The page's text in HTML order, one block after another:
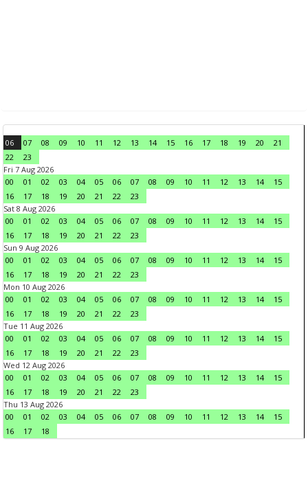
06 07 08 09 10 11 12 13 14 15 16 17 18 19 20
21
22
23
Fri 7 Aug 2026
00
01 02 03 04 05 06 07 08 09 10 11 12 13 14
15
16
17 18 19 20 21 22
23
Sat 8 Aug 2026
00
01 02 03 04 05 06 07 08 09 10 11 12 13 14
15
16
17 18 19 20 21 22
23
Sun 9 Aug 2026
00
01 02 03 04 05 06 07 08 09 10 11 12 13 14
15
16
17 18 19 20 21 22
23
Mon 10 Aug 2026
00
01 02 03 04 05 06 07 08 09 10 11 12 13 14
15
16
17 18 19 20 21 22
23
Tue 11 Aug 2026
00
01 02 03 04 05 06 07 08 09 10 11 12 13 14
15
16
17 18 19 20 21 22
23
Wed 12 Aug 2026
00
01 02 03 04 05 06 07 08 09 10 11 12 13 14
15
16
17 18 19 20 21 22
23
Thu 13 Aug 2026
00
01 02 03 04 05 06 07 08 09 10 11 12 13 14
15
16
17 18